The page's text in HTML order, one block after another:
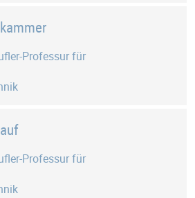
Professur für
Professur für